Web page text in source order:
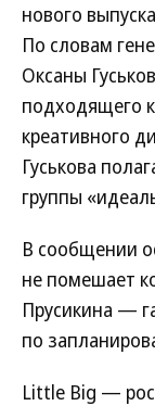
нового
По словам
Оксаны
подходящего
креативного
Гуськова
группы
В сообщении
не помешает
Прусикина —
по
Little Big —